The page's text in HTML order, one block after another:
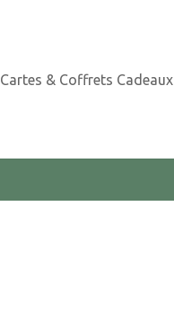
Cartes & Coffrets Cadeaux